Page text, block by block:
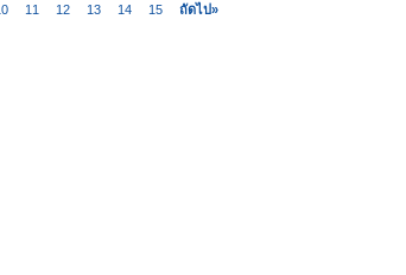
11 12 13 14 15 ถัดไป»